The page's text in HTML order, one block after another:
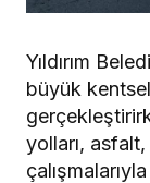
Yıldırım
büyük
yolları,